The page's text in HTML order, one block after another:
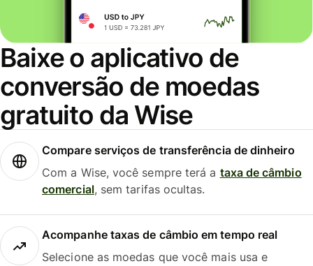
Baixe o aplicativo de
conversão de moedas
gratuito da Wise
Compare serviços de transferência de dinheiro
Com a Wise, você sempre terá a taxa de câmbio
comercial, sem tarifas ocultas.
Acompanhe taxas de câmbio em tempo real
Selecione as moedas que você mais usa e